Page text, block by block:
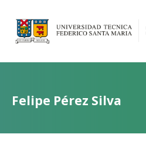
Felipe Pérez Silva